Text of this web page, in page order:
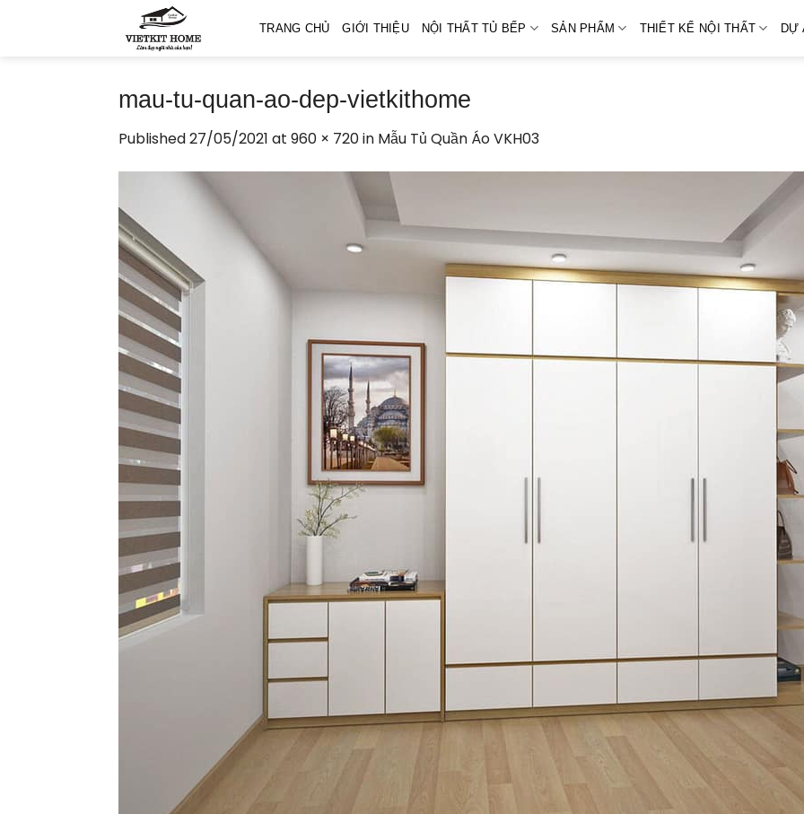
TRANG CHỦ GIỚI THIỆU NỘI THẤT TỦ BẾP SẢN PHẨM THIẾT KẾ NỘI THẤT DỰ
mau-tu-quan-ao-dep-vietkithome
Published27/05/2021 at 960 × 720in Mẫu Tủ Quần Áo VKH03